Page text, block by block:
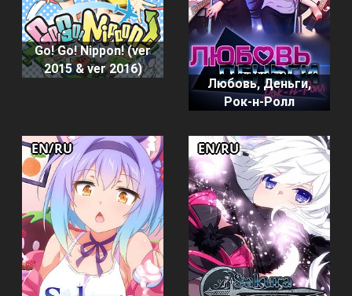
Go! Go! Nippon! (ver
2015 & ver 2016)
Любовь, Деньги,
Рок-н-Ролл
EN/RU EN/RU